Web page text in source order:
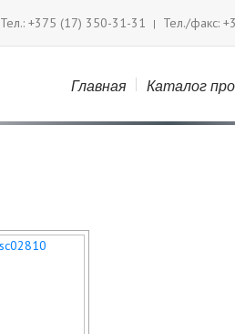
Тел.: +375 (17) 350-31-31 | Тел./факс:
Главная Каталог